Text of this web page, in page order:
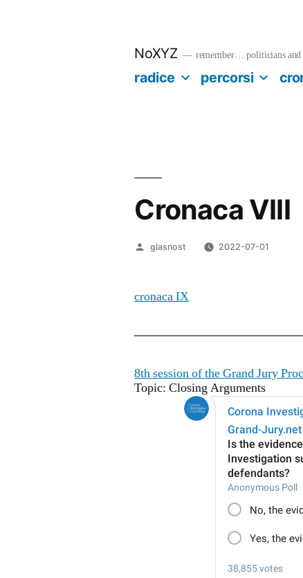
NoXYZ remember….politicians and
radice percorsi
Cronaca VIII
Pubblicato
glasnost 2022-07-01
cronaca IX
8th session of the Grand Jury
Topic: Closing Arguments